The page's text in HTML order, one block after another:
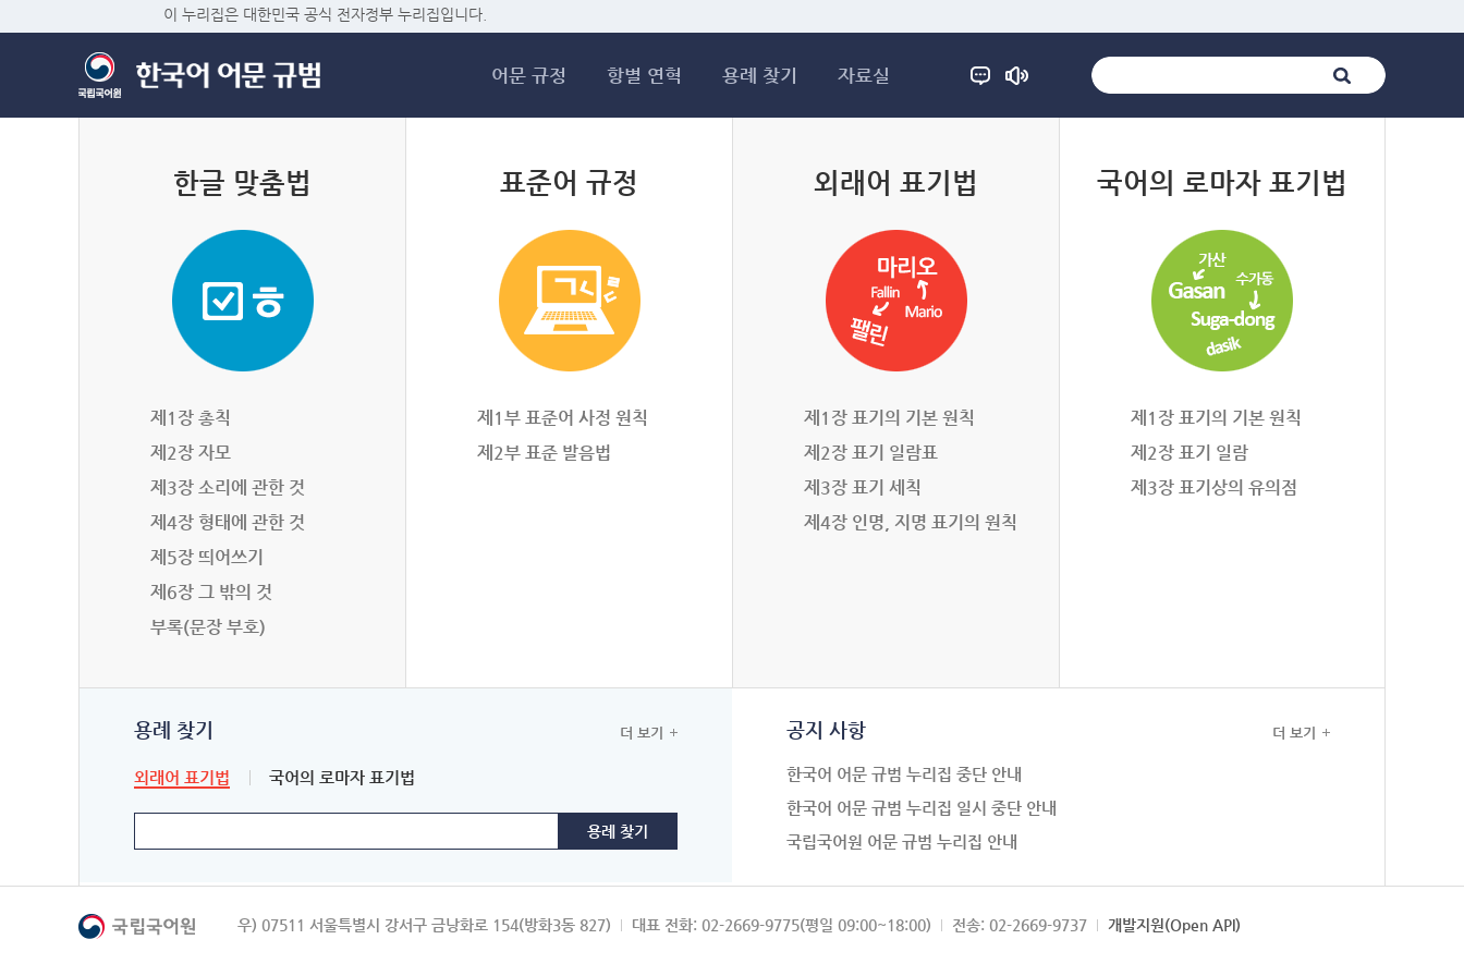
이 누리집은 대한민국 공식 전자정부 누리집입니다.
어문 규정 항별 연혁 용례 찾기 자료실
한글 맞춤법
제1장 총칙
제2장 자모
제3장 소리에 관한 것
제4장 형태에 관한 것
제5장 띄어쓰기
제6장 그 밖의 것
부록(문장 부호)
표준어 규정
제1부 표준어 사정 원칙
제2부 표준 발음법
외래어 표기법
제1장 표기의 기본 원칙
제2장 표기 일람표
제3장 표기 세칙
제4장 인명, 지명 표기의 원칙
국어의 로마자 표기법
제1장 표기의 기본 원칙
제2장 표기 일람
제3장 표기상의 유의점
용례 찾기
외래어 표기법 국어의 로마자 표기법
더 보기 공지 사항
한국어 어문 규범 누리집 중단 안내
한국어 어문 규범 누리집 일시 중단 안내
국립국어원 어문 규범 누리집 안내
더 보기
우) 07511 서울특별시 강서구 금낭화로 154(방화3동 827) 대표 전화: 02-2669-9775(평일 09:00~18:00) 전송: 02-2669-9737 개발지원(Open API)